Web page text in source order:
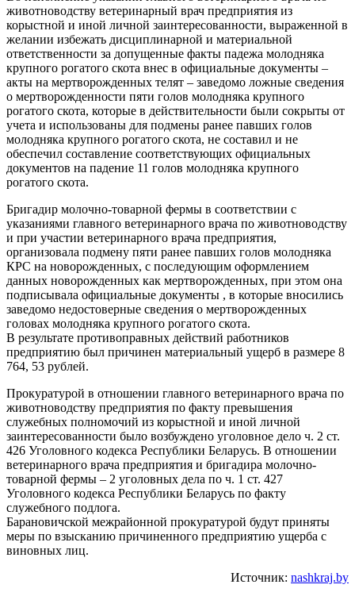
животноводству ветеринарный врач предприятия из
корыстной и иной личной заинтересованности, выраженной в
желании избежать дисциплинарной и материальной
ответственности за допущенные факты падежа молодняка
крупного рогатого скота внес в официальные документы –
акты на мертворожденных телят – заведомо ложные сведения
о мертворожденности пяти голов молодняка крупного
рогатого скота, которые в действительности были сокрыты от
учета и использованы для подмены ранее павших голов
молодняка крупного рогатого скота, не составил и не
обеспечил составление соответствующих официальных
документов на падение 11 голов молодняка крупного
рогатого скота.
Бригадир молочно-товарной фермы в соответствии с
указаниями главного ветеринарного врача по животноводству
и при участии ветеринарного врача предприятия,
организовала подмену пяти ранее павших голов молодняка
КРС на новорожденных, с последующим оформлением
данных новорожденных как мертворожденных, при этом она
подписывала официальные документы , в которые вносились
заведомо недостоверные сведения о мертворожденных
головах молодняка крупного рогатого скота.
В результате противоправных действий работников
предприятию был причинен материальный ущерб в размере 8
764, 53 рублей.
Прокуратурой в отношении главного ветеринарного врача по
животноводству предприятия по факту превышения
служебных полномочий из корыстной и иной личной
заинтересованности было возбуждено уголовное дело ч. 2 ст.
426 Уголовного кодекса Республики Беларусь. В отношении
ветеринарного врача предприятия и бригадира молочно-
товарной фермы – 2 уголовных дела по ч. 1 ст. 427
Уголовного кодекса Республики Беларусь по факту
служебного подлога.
Барановичской межрайонной прокуратурой будут приняты
меры по взысканию причиненного предприятию ущерба с
виновных лиц.
Источник: nashkraj.by